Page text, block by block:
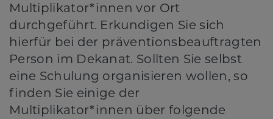
Multiplikator*innen vor Ort
durchgeführt. Erkundigen Sie sich
hierfür bei der präventionsbeauftragten
Person im Dekanat. Sollten Sie selbst
eine Schulung organisieren wollen, so
finden Sie einige der
Multiplikator*innen über folgende